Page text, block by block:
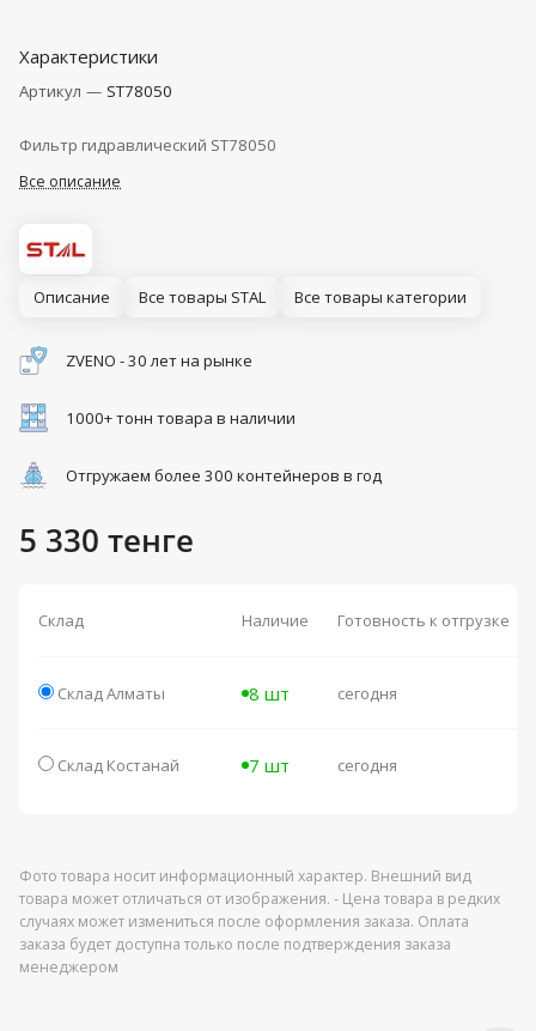
Характеристики
Артикул — ST78050
Фильтр гидравлический ST78050
Все описание
Описание Все товары STAL Все товары категории
ZVENO - 30 лет на рынке
1000+ тонн товара в наличии
Отгружаем более 300 контейнеров в год
5 330 тенге
Склад Наличие Готовность к отгрузке
Склад Алматы 8 шт сегодня
Склад Костанай 7 шт сегодня
Фото товара носит информационный характер. Внешний вид
товара может отличаться от изображения. - Цена товара в редких
случаях может измениться после оформления заказа. Оплата
заказа будет доступна только после подтверждения заказа
менеджером